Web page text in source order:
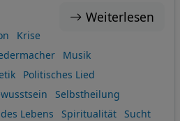
Weiterlesen
Krise
Musik
Politisches Lied
Selbstheilung
Lebens Spiritualität
Sucht